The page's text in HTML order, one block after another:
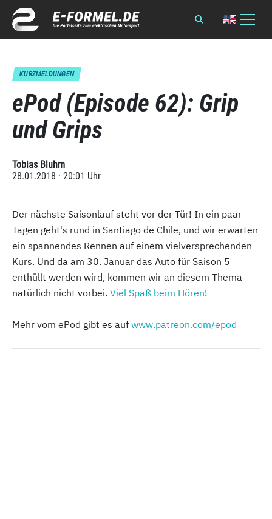
KURZMELDUNGEN
ePod (Episode 62): Grip
und Grips
Tobias Bluhm
28.01.2018 · 20:01 Uhr
Der nächste Saisonlauf steht vor der Tür! In ein paar
Tagen geht's rund in Santiago de Chile, und wir erwarten
ein spannendes Rennen auf einem vielversprechenden
Kurs. Und da am 30. Januar das Auto für Saison 5
enthüllt werden wird, kommen wir an diesem Thema
natürlich nicht vorbei. Viel Spaß beim Hören!
Mehr vom ePod gibt es auf www.patreon.com/epod